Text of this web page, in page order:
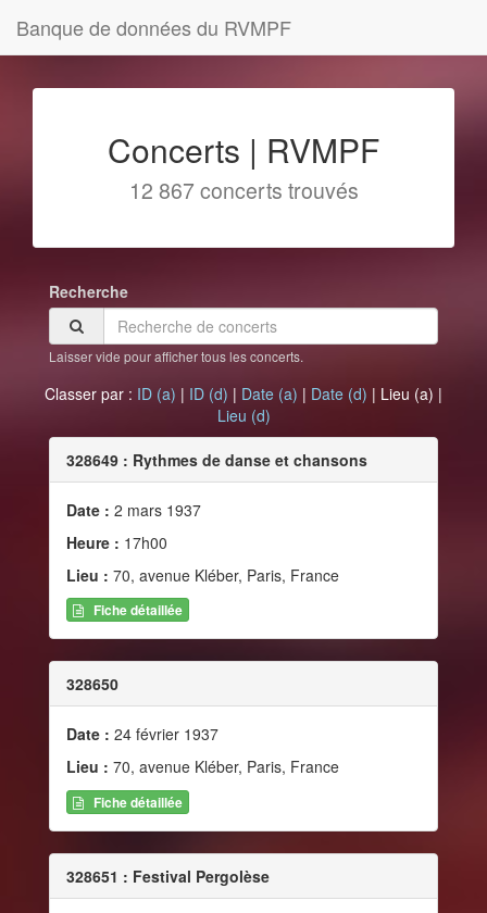
Banque de données du RVMPF
Concerts | RVMPF
12 867 concerts trouvés
Recherche
Laisser vide pour afficher tous les concerts.
Classer par : ID (a) | ID (d) | Date (a) | Date (d) | Lieu (a) |
Lieu (d)
328649 : Rythmes de danse et chansons
Date : 2 mars 1937
Heure : 17h00
Lieu : 70, avenue Kléber, Paris, France
Fiche détaillée
328650
Date : 24 février 1937
Lieu : 70, avenue Kléber, Paris, France
Fiche détaillée
328651 : Festival Pergolèse